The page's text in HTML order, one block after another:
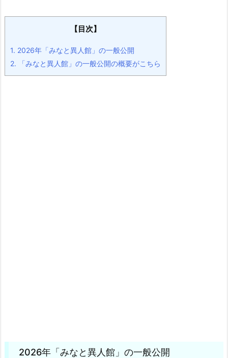
【目次】
1. 2026年「みなと異人館」の一般公開
2. 「みなと異人館」の一般公開の概要がこちら
2026年「みなと異人館」の一般公開